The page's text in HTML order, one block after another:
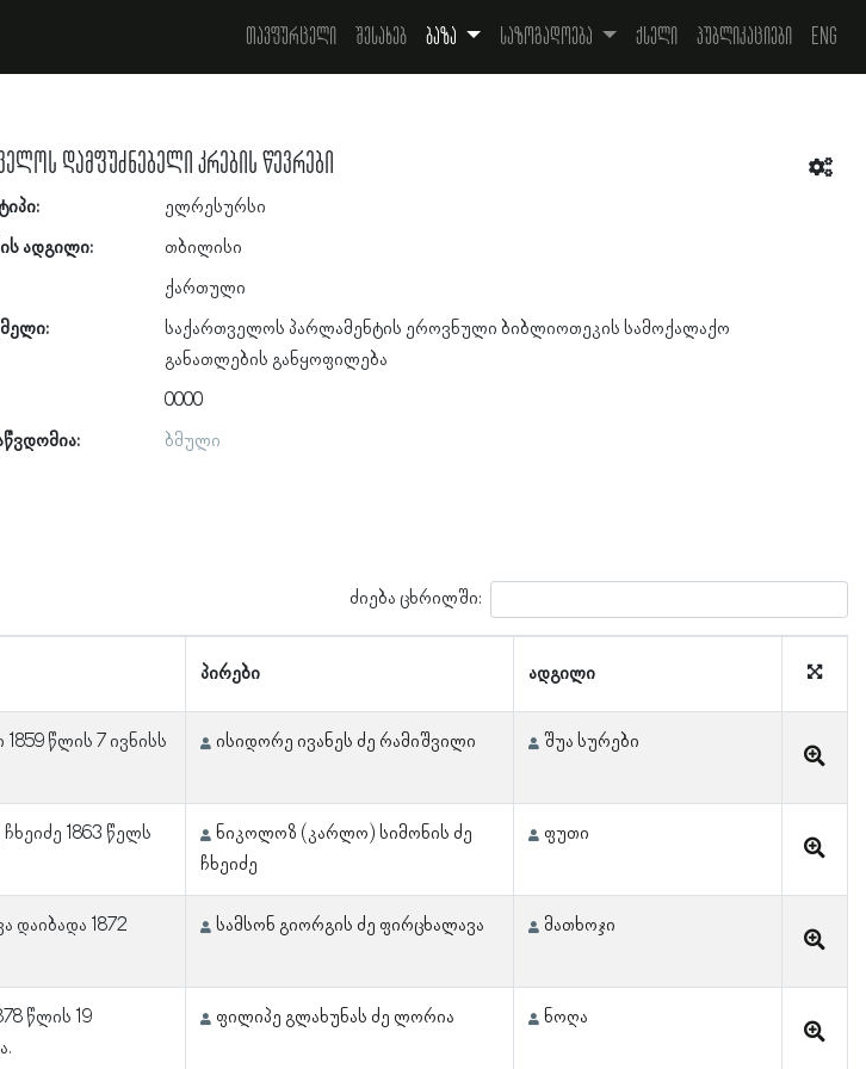
თავფურცელი შესახებ ბაზა საზოგადოება ქსელი პუბლიკაციები Eng
დამფუძნებელი კრების წევრები
ელრესურსი
ადგილი:
თბილისი
ქართული
საქართველოს პარლამენტის ეროვნული ბიბლიოთეკის სამოქალაქო
განათლების განყოფილება
0000
ბმული
ძიება ცხრილში:
პირები ადგილი
წლის 7 ივნისს
ისიდორე ივანეს ძე რამიშვილი შუა სურები
1863 წელს
ნიკოლოზ (კარლო) სიმონის ძე
ჩხეიძე
ფუთი
დაიბადა 1872
სამსონ გიორგის ძე ფირცხალავა მათხოჯი
წლის 19
ფილიპე გლახუნას ძე ლორია ნოღა